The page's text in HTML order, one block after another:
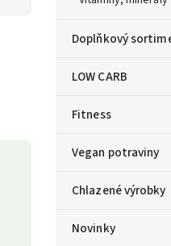
Doplňkový
LOW CARB
Fitness
Vegan potraviny
Chlazené výrobky
Novinky